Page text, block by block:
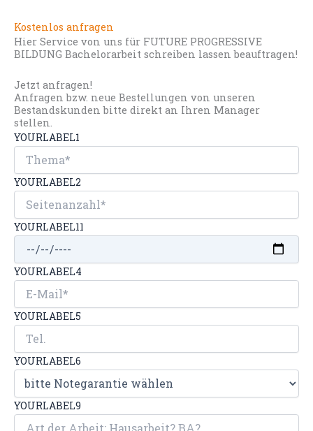
Kostenlos anfragen
Hier Service von uns für FUTURE PROGRESSIVE
BILDUNG Bachelorarbeit schreiben lassen beauftragen!
Jetzt anfragen!
Anfragen bzw. neue Bestellungen von unseren
Bestandskunden bitte direkt an Ihren Manager
stellen.
YOURLABEL1
YOURLABEL2
YOURLABEL11
YOURLABEL4
YOURLABEL5
YOURLABEL6
YOURLABEL9